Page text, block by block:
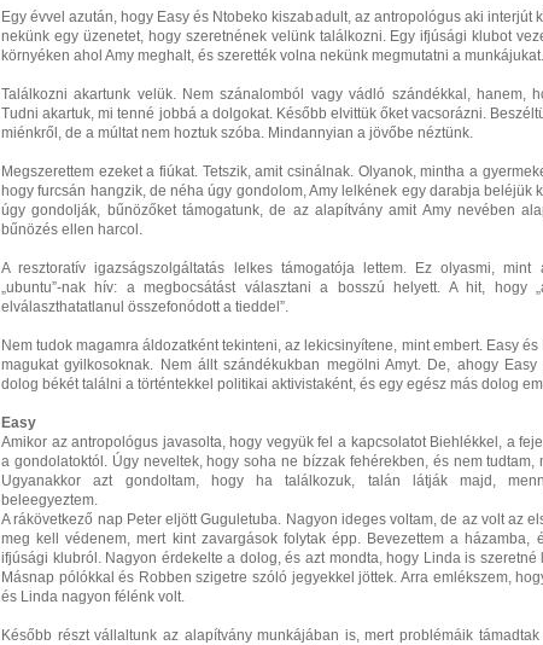
Egy évvel azután, hogy Easy és Ntobeko kiszabadult, az antropológus aki interjút
nekünk egy üzenetet, hogy szeretnének velünk találkozni. Egy ifjúsági klubot
környéken ahol Amy meghalt, és szerették volna nekünk megmutatni a munkájukat.
Találkozni akartunk velük. Nem szánalomból vagy vádló szándékkal, hanem,
Tudni akartuk, mi tenné jobbá a dolgokat. Később elvittük őket vacsorázni.
miénkről, de a múltat nem hoztuk szóba. Mindannyian a jövőbe néztünk.
Megszerettem ezeket a fiúkat. Tetszik, amit csinálnak. Olyanok, mintha a
hogy furcsán hangzik, de néha úgy gondolom, Amy lelkének egy darabja beléjük
úgy gondolják, bűnözőket támogatunk, de az alapítvány amit Amy nevében
bűnözés ellen harcol.
A resztoratív igazságszolgáltatás lelkes támogatója lettem. Ez olyasmi, mint
„ubuntu”-nak hív: a megbocsátást választani a bosszú helyett. A hit, hogy
elválaszthatatlanul összefonódott a tieddel”.
Nem tudok magamra áldozatként tekinteni, az lekicsinyítene, mint embert. Easy
magukat gyilkosoknak. Nem állt szándékukban megölni Amyt. De, ahogy
dolog békét találni a történtekkel politikai aktivistaként, és egy egész más dolog
Easy
Amikor az antropológus javasolta, hogy vegyük fel a kapcsolatot Biehlékkel, a
a gondolatoktól. Úgy neveltek, hogy soha ne bízzak fehérekben, és nem tudtam,
Ugyanakkor azt gondoltam, hogy ha találkozuk, talán látják majd,
beleegyeztem.
A rákövetkező nap Peter eljött Guguletuba. Nagyon ideges voltam, de az volt az
meg kell védenem, mert kint zavargások folytak épp. Bevezettem a házamba,
ifjúsági klubról. Nagyon érdekelte a dolog, és azt mondta, hogy Linda is szeretné
Másnap pólókkal és Robben szigetre szóló jegyekkel jöttek. Arra emlékszem,
és Linda nagyon félénk volt.
Később részt vállaltunk az alapítvány munkájában is, mert problémáik